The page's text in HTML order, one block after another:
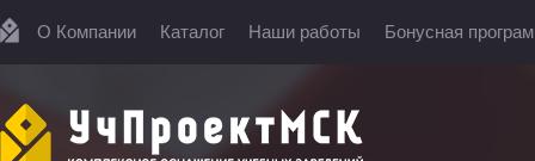
О Компании Каталог Наши работы Бонусная